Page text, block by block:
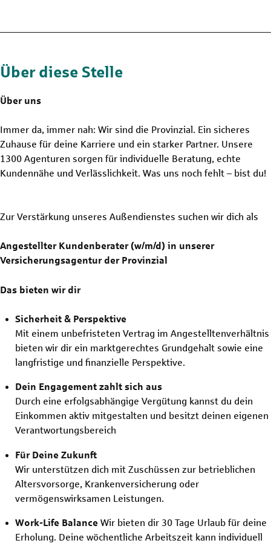
Über diese Stelle
Über uns
Immer da, immer nah: Wir sind die Provinzial. Ein sicheres
Zuhause für deine Karriere und ein starker Partner. Unsere
1300 Agenturen sorgen für individuelle Beratung, echte
Kundennähe und Verlässlichkeit. Was uns noch fehlt – bist du!
Zur Verstärkung unseres Außendienstes suchen wir dich als
Angestellter Kundenberater (w/m/d) in unserer
Versicherungsagentur der Provinzial
Das bieten wir dir
Sicherheit & Perspektive
Mit einem unbefristeten Vertrag im Angestelltenverhältnis
bieten wir dir ein marktgerechtes Grundgehalt sowie eine
langfristige und finanzielle Perspektive.
Dein Engagement zahlt sich aus
Durch eine erfolgsabhängige Vergütung kannst du dein
Einkommen aktiv mitgestalten und besitzt deinen eigenen
Verantwortungsbereich
Für Deine Zukunft
Wir unterstützen dich mit Zuschüssen zur betrieblichen
Altersvorsorge, Krankenversicherung oder
vermögenswirksamen Leistungen.
Work-Life Balance Wir bieten dir 30 Tage Urlaub für deine
Erholung. Deine wöchentliche Arbeitszeit kann individuell